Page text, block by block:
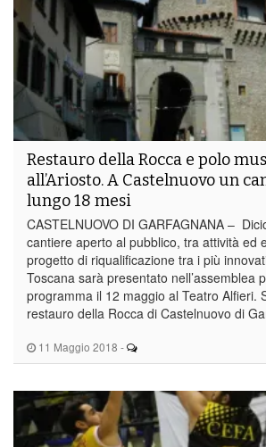
11 Maggio 2018 -
Restauro della Rocca e polo
all’Ariosto. A Castelnuovo un
lungo 18 mesi
CASTELNUOVO DI GARFAGNANA –
cantiere aperto al pubblico, tra attività ed
progetto di riqualificazione tra i più
Toscana sarà presentato nell’assemblea
programma il 12 maggio al Teatro Alfieri.
restauro della Rocca di Castelnuovo di